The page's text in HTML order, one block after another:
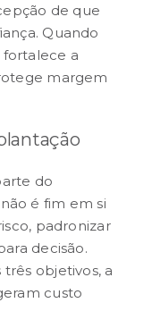
de que
Quando
a
margem
do
é fim em si
padronizar
decisão.
objetivos, a
custo